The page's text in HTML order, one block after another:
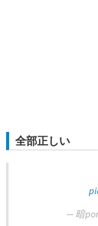
全部正しい
— 暗